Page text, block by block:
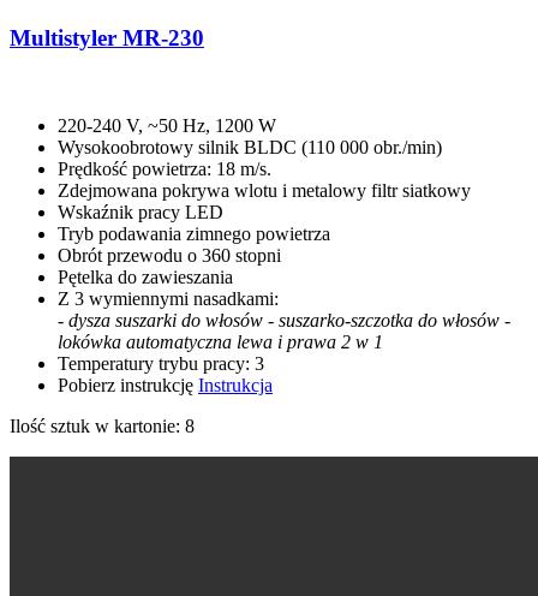
Multistyler MR-230
220-240 V, ~50 Hz, 1200 W
Wysokoobrotowy silnik BLDC (110 000 obr./min)
Prędkość powietrza: 18 m/s.
Zdejmowana pokrywa wlotu i metalowy filtr siatkowy
Wskaźnik pracy LED
Tryb podawania zimnego powietrza
Obrót przewodu o 360 stopni
Pętelka do zawieszania
Z 3 wymiennymi nasadkami:
- dysza suszarki do włosów - suszarko-szczotka do włosów -
lokówka automatyczna lewa i prawa 2 w 1
Temperatury trybu pracy: 3
Pobierz instrukcję Instrukcja
Ilość sztuk w kartonie: 8